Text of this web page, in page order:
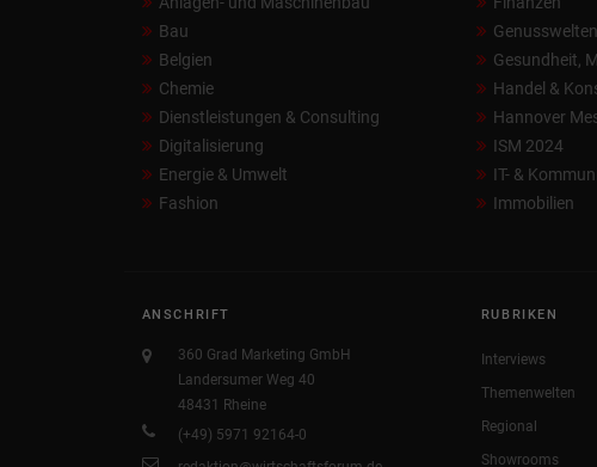
Bau
Belgien
Chemie
Dienstleistungen & Consulting
Digitalisierung
Energie & Umwelt
Fashion
Genusswelten
Gesundheit,
Handel &
Hannover
ISM 2024
IT- &
Immobilien
ANSCHRIFT
360 Grad Marketing GmbH
Landersumer Weg 40
48431 Rheine
(+49) 5971 92164-0
RUBRIKEN
Interviews
Themenwelten
Regional
Showrooms